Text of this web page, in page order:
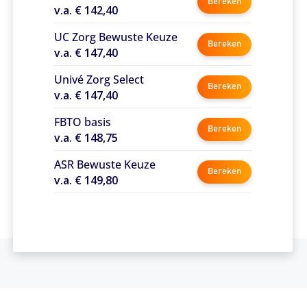
v.a. € 142,40
UC Zorg Bewuste Keuze
v.a. € 147,40
Bereken
Univé Zorg Select
v.a. € 147,40
Bereken
FBTO basis
v.a. € 148,75
Bereken
ASR Bewuste Keuze
v.a. € 149,80
Bereken